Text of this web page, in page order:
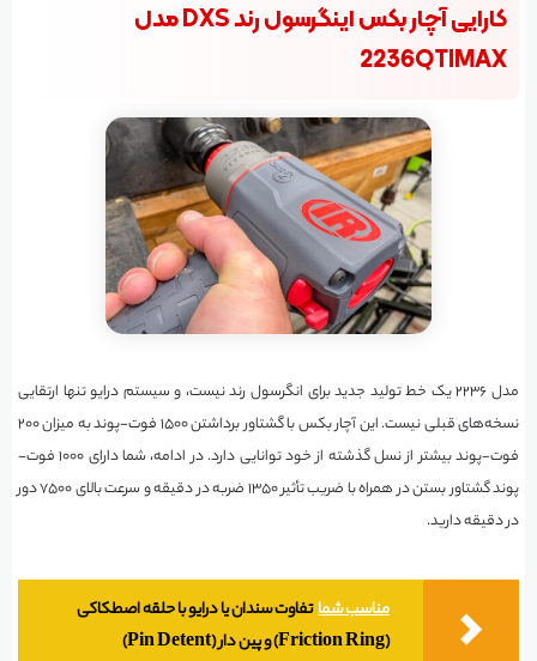
کارایی آچار بکس اینگرسول رند DXS مدل
2236QTIMAX
مدل ۲۲۳۶ یک خط تولید جدید برای انگرسول رند نیست، و سیستم درایو تنها ارتقایی
نسخه‌های قبلی نیست. این آچار بکس با گشتاور برداشتن ۱۵۰۰ فوت-پوند به میزان ۲۰۰
فوت-پوند بیشتر از نسل گذشته از خود توانایی دارد. در ادامه، شما دارای ۱۰۰۰ فوت-
پوند گشتاور بستن در همراه با ضریب تأثیر ۱۳۵۰ ضربه در دقیقه و سرعت بالای ۷۵۰۰ دور
در دقیقه دارید.
مناسب شماتفاوت سندان یا درایو با حلقه اصطکاکی
(Friction Ring) و پین دار (Pin Detent)